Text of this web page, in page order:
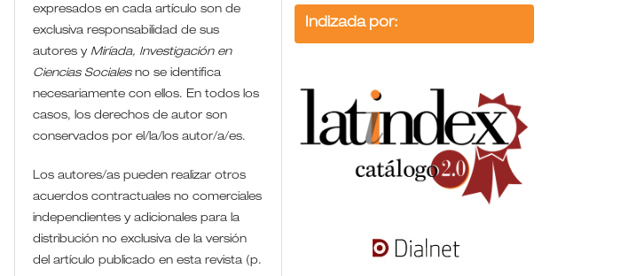
expresados en cada artículo son de
exclusiva responsabilidad de sus
autores y Miríada, Investigación en
Ciencias Socialesno se identifica
necesariamente con ellos. En todos los
casos, los derechos de autor son
conservados por el/la/los autor/a/es.
Los autores/as pueden realizar otros
acuerdos contractuales no comerciales
independientes y adicionales para la
distribución no exclusiva de la versión
del artículo publicado en esta revista (p.
Indizada por: